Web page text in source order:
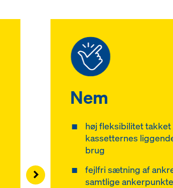
Nem
høj fleksibilitet
kassetternes
brug
fejlfri sætning af
samtlige
Right